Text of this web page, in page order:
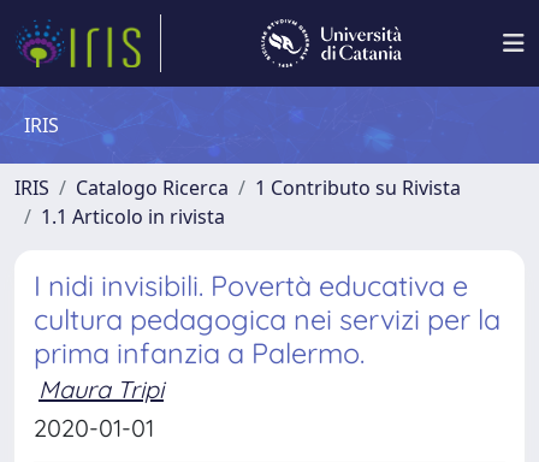
IRIS
IRIS Catalogo Ricerca
1 Contributo su Rivista
1.1 Articolo in rivista
I nidi invisibili. Povertà educativa e
cultura pedagogica nei servizi per la
prima infanzia a Palermo.
Maura Tripi
2020-01-01